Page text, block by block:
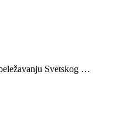
Svetskog …